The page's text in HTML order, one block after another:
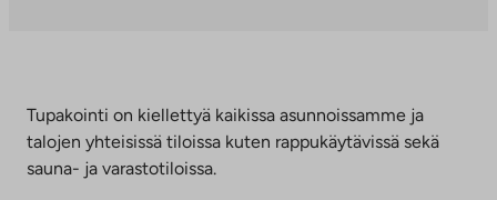
Tupakointi on kiellettyä kaikissa asunnoissamme ja
talojen yhteisissä tiloissa kuten rappukäytävissä sekä
sauna- ja varastotiloissa.